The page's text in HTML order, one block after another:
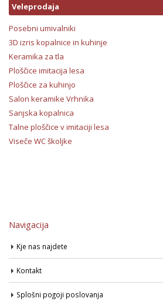
Veleprodaja
Posebni umivalniki
3D izris kopalnice in kuhinje
Keramika za tla
Ploščice imitacija lesa
Ploščice za kuhinjo
Salon keramike Vrhnika
Sanjska kopalnica
Talne ploščice v imitaciji lesa
Viseče WC školjke
Navigacija
Kje nas najdete
Kontakt
Splošni pogoji poslovanja